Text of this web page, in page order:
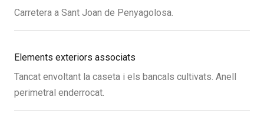
Carretera a Sant Joan de Penyagolosa.
Elements exteriors associats
Tancat envoltant la caseta i els bancals cultivats. Anell
perimetral enderrocat.